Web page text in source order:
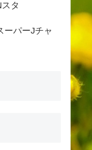
タ
パーJチャ